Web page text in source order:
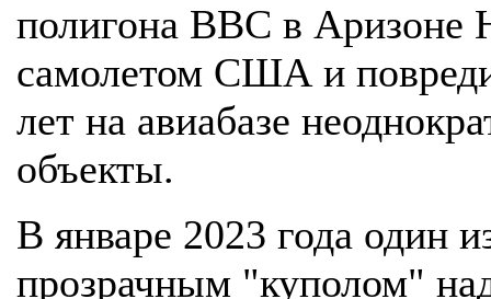
полигона ВВС в Аризоне
самолетом США и
лет на авиабазе
объекты.
В январе 2023 года один
прозрачным "куполом"